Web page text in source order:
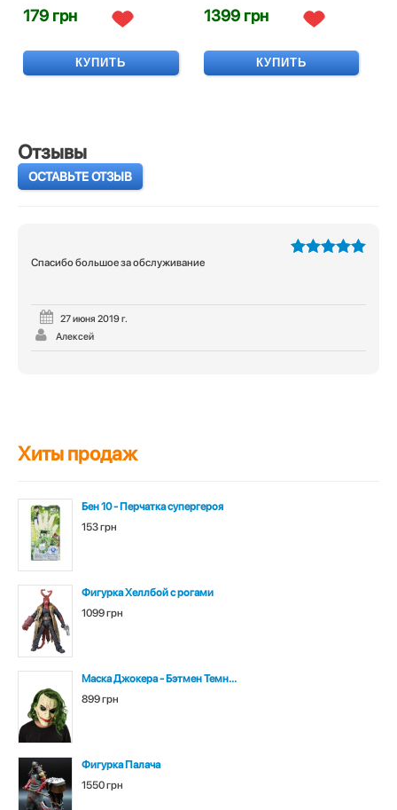
179 грн
КУПИТЬ
1399 грн
КУПИТЬ
Отзывы
ОСТАВЬТЕ ОТЗЫВ
Спасибо большое за обслуживание
27 июня 2019 г.
Алексей
Хиты продаж
Бен 10 - Перчатка супергероя
153 грн
Фигурка Хеллбой с рогами
1099 грн
Маска Джокера - Бэтмен Темн...
899 грн
Фигурка Палача
1550 грн